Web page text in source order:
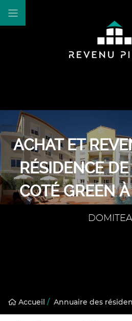
ACHAT ET
RÉSIDENCE
COTÉ GREEN
Accueil / Annuaire des